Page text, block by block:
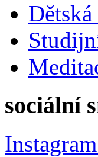
sociální